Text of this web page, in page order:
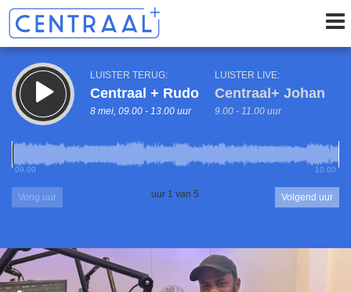
LUISTER TERUG:
Centraal + Rudo
8 mei, 09.00 - 13.00 uur
LUISTER LIVE:
Centraal+ Johan
9.00 - 11.00 uur
09.00 10.00
Vorig uur uur 1 van 5 Volgend uur